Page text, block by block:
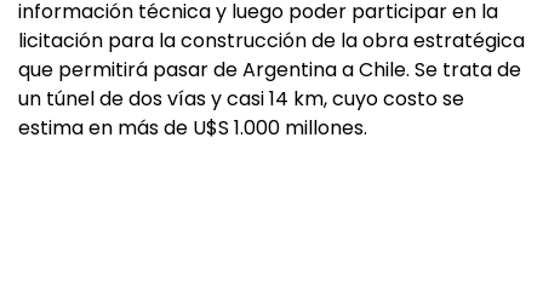
información técnica y luego poder participar en la
licitación para la construcción de la obra estratégica
que permitirá pasar de Argentina a Chile. Se trata de
un túnel de dos vías y casi 14 km, cuyo costo se
estima en más de U$S 1.000 millones.